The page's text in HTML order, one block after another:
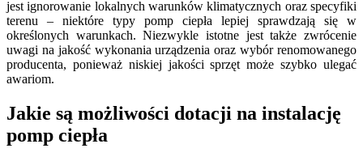
jest ignorowanie lokalnych warunków klimatycznych oraz specyfiki
terenu – niektóre typy pomp ciepła lepiej sprawdzają się w
określonych warunkach. Niezwykle istotne jest także zwrócenie
uwagi na jakość wykonania urządzenia oraz wybór renomowanego
producenta, ponieważ niskiej jakości sprzęt może szybko ulegać
awariom.
Jakie są możliwości dotacji na instalację
pomp ciepła